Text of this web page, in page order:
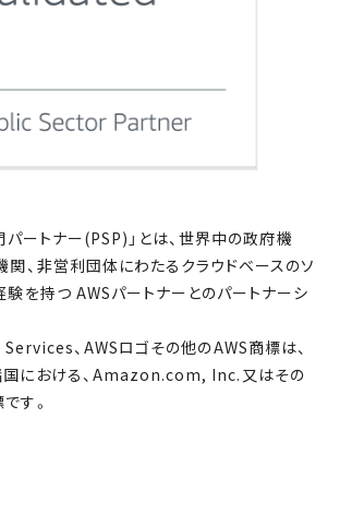
パートナー(PSP)」とは、世界中の政府機
関、非営利団体にわたるクラウドベースのソ
験を持つ AWSパートナーとのパートナーシ
、AWSロゴその他のAWS商標は、
国における、Amazon.com, Inc.又はその
す。